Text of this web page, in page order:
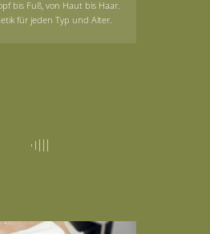
bis Fuß, von Haut bis Haar.
für jeden Typ und Alter.